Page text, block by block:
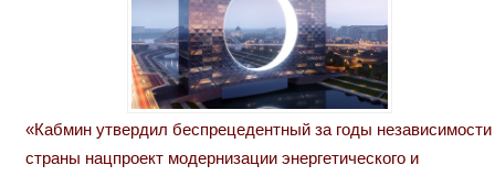
«Кабмин утвердил беспрецедентный за годы независимости
страны нацпроект модернизации энергетического и